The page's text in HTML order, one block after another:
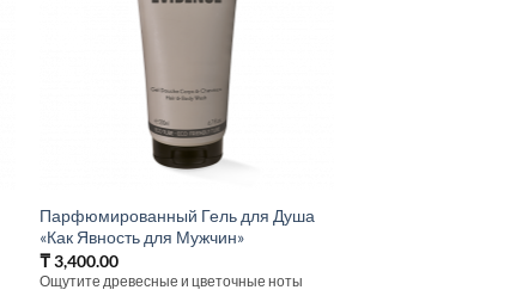
Парфюмированный Гель для Душа
«Как Явность для Мужчин»
₸3,400.00
Ощутите древесные и цветочные ноты